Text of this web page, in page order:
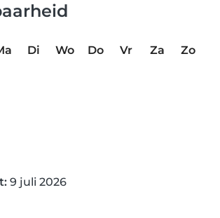
Di Wo Do Vr Za
Zo
9 juli 2026